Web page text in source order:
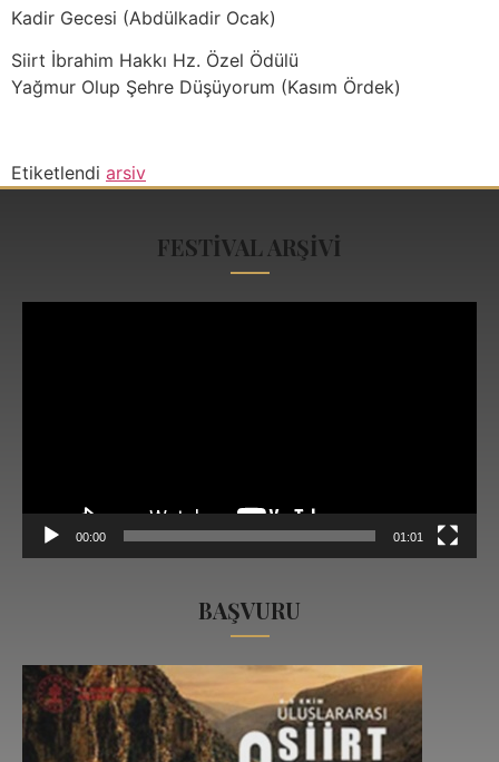
Kadir Gecesi (Abdülkadir Ocak)
Siirt İbrahim Hakkı Hz. Özel Ödülü
Yağmur Olup Şehre Düşüyorum (Kasım Ördek)
Etiketlendi arsiv
FESTİVAL ARŞİVİ
00:00 01:01
BAŞVURU